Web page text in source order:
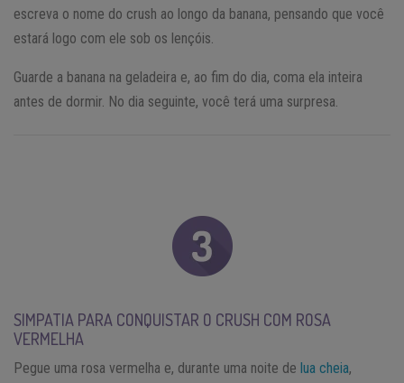
escreva o nome do crush ao longo da banana, pensando que você
estará logo com ele sob os lençóis.
Guarde a banana na geladeira e, ao fim do dia, coma ela inteira
antes de dormir. No dia seguinte, você terá uma surpresa.
SIMPATIA PARA CONQUISTAR O CRUSH COM ROSA
VERMELHA
Pegue uma rosa vermelha e, durante uma noite de lua cheia,